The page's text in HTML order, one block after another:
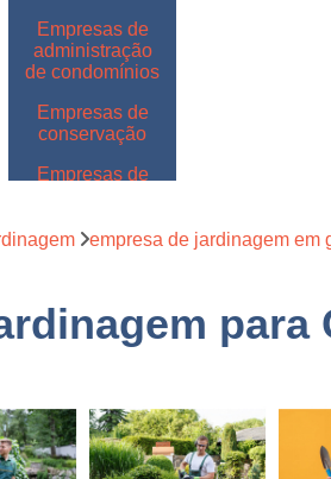
Empresas de
administração
de condomínios
Empresas de
conservação
Empresas de
Empresas de
Empresas de
logística
Empresas de
paisagismo
empresa de jardinagem em